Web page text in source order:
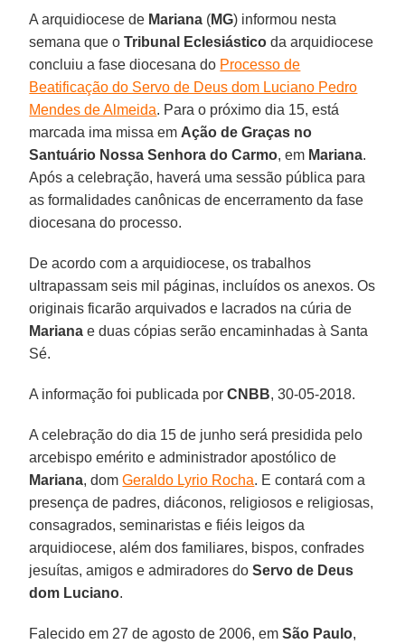
A arquidiocese de Mariana (MG) informou nesta
semana que oTribunal Eclesiástico da arquidiocese
concluiu a fase diocesana do Processo de
Beatificação do Servo de Deus dom Luciano Pedro
Mendes de Almeida. Para o próximo dia 15, está
marcada ima missa em Ação de Graças no
Santuário Nossa Senhora do Carmo, em Mariana.
Após a celebração, haverá uma sessão pública para
as formalidades canônicas de encerramento da fase
diocesana do processo.
De acordo com a arquidiocese, os trabalhos
ultrapassam seis mil páginas, incluídos os anexos. Os
originais ficarão arquivados e lacrados na cúria de
Mariana e duas cópias serão encaminhadas à Santa
Sé.
A informação foi publicada porCNBB, 30-05-2018.
A celebração do dia 15 de junho será presidida pelo
arcebispo emérito e administrador apostólico de
Mariana, domGeraldo Lyrio Rocha. E contará com a
presença de padres, diáconos, religiosos e religiosas,
consagrados, seminaristas e fiéis leigos da
arquidiocese, além dos familiares, bispos, confrades
jesuítas, amigos e admiradores doServo de Deus
dom Luciano.
Falecido em 27 de agosto de 2006, emSão Paulo,